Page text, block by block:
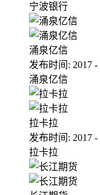
宁波银行
涌泉亿信
发布时间: 2017 -
涌泉亿信
拉卡拉
发布时间: 2017 -
拉卡拉